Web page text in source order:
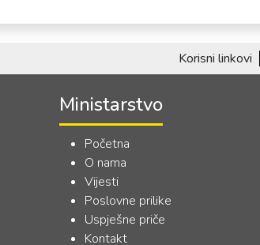
Korisni linkovi
Ministarstvo
Početna
O nama
Vijesti
Poslovne prilike
Uspješne priče
Kontakt